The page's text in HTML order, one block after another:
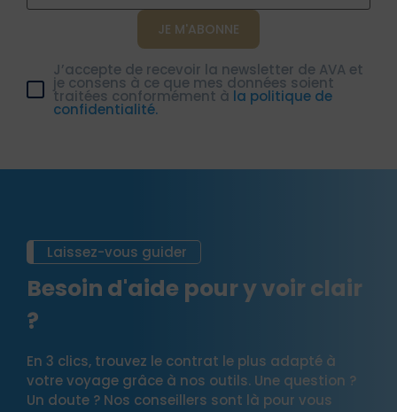
J’accepte de recevoir la newsletter de AVA et
je consens à ce que mes données soient
traitées conformément à la politique de
confidentialité.
Laissez-vous guider
Besoin d'aide pour y voir clair
?
En 3 clics, trouvez le contrat le plus adapté à
votre voyage grâce à nos outils. Une question ?
Un doute ? Nos conseillers sont là pour vous